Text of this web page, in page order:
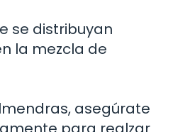
se distribuyan
la mezcla de
asegúrate